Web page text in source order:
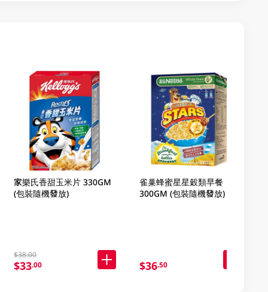
家樂氏香甜玉米片 330GM
(包裝隨機發放)
$38.00
$33.00
雀巢蜂蜜星星穀類早餐
300GM (包裝隨機發放)
$36.50